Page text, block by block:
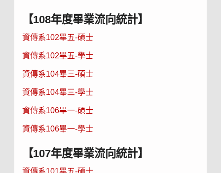
【108年度畢業流向統計】
資傳系102畢五-碩士
資傳系102畢五-學士
資傳系104畢三-碩士
資傳系104畢三-學士
資傳系106畢一-碩士
資傳系106畢一-學士
【107年度畢業流向統計】
資傳系101畢五-碩士